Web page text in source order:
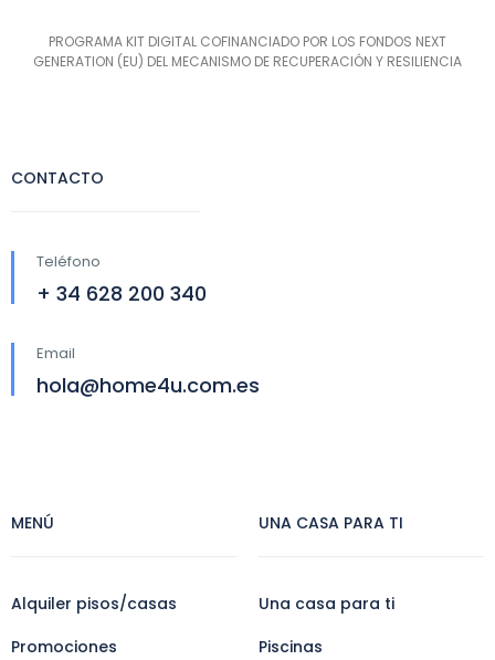
PROGRAMA KIT DIGITAL COFINANCIADO POR LOS FONDOS NEXT
GENERATION (EU) DEL MECANISMO DE RECUPERACIÓN Y RESILIENCIA
CONTACTO
Teléfono
+ 34 628 200 340
Email
hola@home4u.com.es
MENÚ
Alquiler pisos/casas
Promociones
UNA CASA PARA TI
Una casa para ti
Piscinas